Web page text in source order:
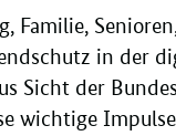
in der
Sicht der
wichtige